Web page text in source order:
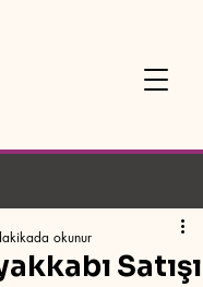
Takip
Satışı
okunur